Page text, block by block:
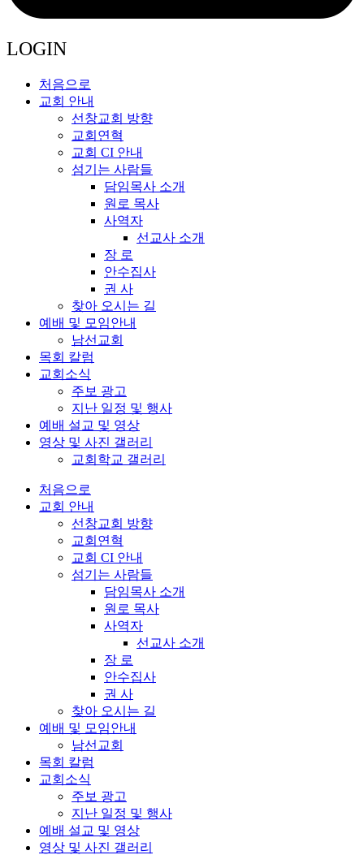
LOGIN
처음으로
교회 안내
선창교회 방향
교회연혁
교회 CI 안내
섬기는 사람들
담임목사 소개
원로 목사
사역자
선교사 소개
장 로
안수집사
권 사
찾아 오시는 길
예배 및 모임안내
남선교회
목회 칼럼
교회소식
주보 광고
지난 일정 및 행사
예배 설교 및 영상
영상 및 사진 갤러리
교회학교 갤러리
처음으로
교회 안내
선창교회 방향
교회연혁
교회 CI 안내
섬기는 사람들
담임목사 소개
원로 목사
사역자
선교사 소개
장 로
안수집사
권 사
찾아 오시는 길
예배 및 모임안내
남선교회
목회 칼럼
교회소식
주보 광고
지난 일정 및 행사
예배 설교 및 영상
영상 및 사진 갤러리